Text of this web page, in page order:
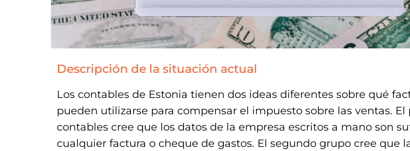
Descripción de la situación actual
Los contables de Estonia tienen dos ideas diferentes sobre qué
pueden utilizarse para compensar el impuesto sobre las ventas.
contables cree que los datos de la empresa escritos a mano son
cualquier factura o cheque de gastos. El segundo grupo cree que